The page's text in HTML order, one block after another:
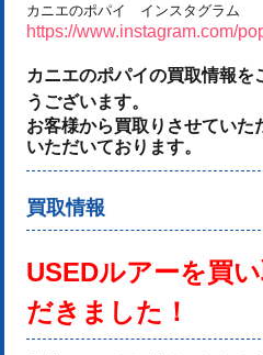
カニエのポパイ インスタグラム
https://www.instagram.com/
カニエのポパイの買取情報を
うございます。
お客様から買取りさせていた
いただいております。
買取情報
USEDルアーを買
だきました！